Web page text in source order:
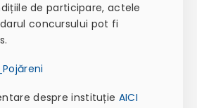
de participare, actele
concursului pot fi
despre instituție AICI